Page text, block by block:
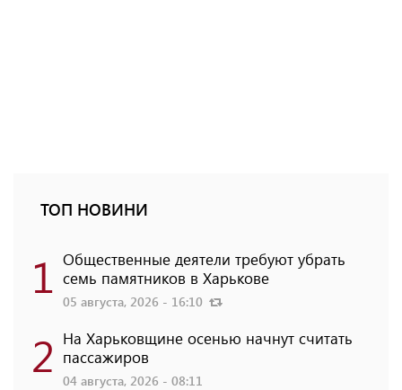
ТОП НОВИНИ
1 Общественные деятели требуют убрать
семь памятников в Харькове
05 августа, 2026 - 16:10
2 На Харьковщине осенью начнут считать
пассажиров
04 августа, 2026 - 08:11